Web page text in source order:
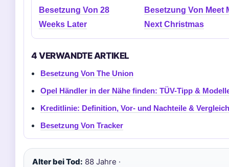
Besetzung Von 28
Weeks Later
Besetzung Von Meet
Next Christmas
4 VERWANDTE ARTIKEL
Besetzung Von The Union
Opel Händler in der Nähe finden: TÜV-Tipp &
Kreditlinie: Definition, Vor- und Nachteile & Vergleich
Besetzung Von Tracker
Alter bei Tod: 88 Jahre ·